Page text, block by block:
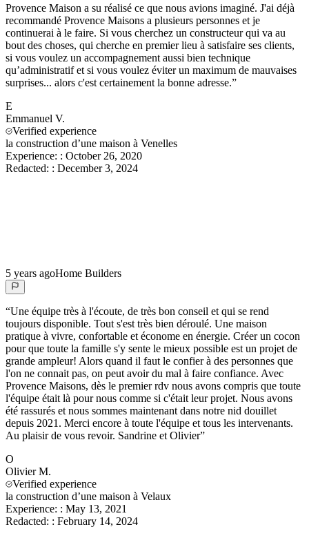
Provence Maison a su réalisé ce que nous avions imaginé. J'ai déjà
recommandé Provence Maisons a plusieurs personnes et je
continuerai à le faire. Si vous cherchez un constructeur qui va au
bout des choses, qui cherche en premier lieu à satisfaire ses clients,
si vous voulez un accompagnement aussi bien technique
qu’administratif et si vous voulez éviter un maximum de mauvaises
surprises... alors c'est certainement la bonne adresse.”
E
Emmanuel V.
Verified experience
la construction d’une maison à Venelles
Experience: : October 26, 2020
Redacted: : December 3, 2024
5 years agoHome Builders
“Une équipe très à l'écoute, de très bon conseil et qui se rend
toujours disponible. Tout s'est très bien déroulé. Une maison
pratique à vivre, confortable et économe en énergie. Créer un cocon
pour que toute la famille s'y sente le mieux possible est un projet de
grande ampleur! Alors quand il faut le confier à des personnes que
l'on ne connait pas, on peut avoir du mal à faire confiance. Avec
Provence Maisons, dès le premier rdv nous avons compris que toute
l'équipe était là pour nous comme si c'était leur projet. Nous avons
été rassurés et nous sommes maintenant dans notre nid douillet
depuis 2021. Merci encore à toute l'équipe et tous les intervenants.
Au plaisir de vous revoir. Sandrine et Olivier”
O
Olivier M.
Verified experience
la construction d’une maison à Velaux
Experience: : May 13, 2021
Redacted: : February 14, 2024